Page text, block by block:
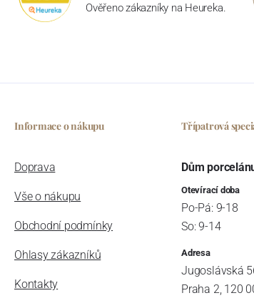
Ověřeno zákazníky na Heureka.
Informace o nákupu
Doprava
Vše o nákupu
Obchodní podmínky
Ohlasy zákazníků
Kontakty
Třípatrová
Dům
Otevírací doba
Po-Pá: 9-18
So: 9-14
Adresa
Jugoslávská
Praha 2, 120